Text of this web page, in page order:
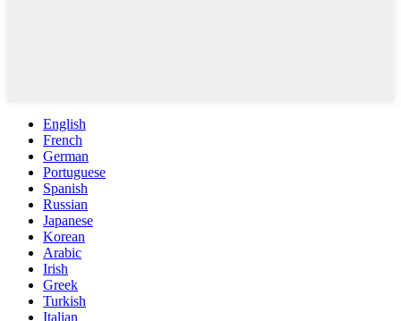
English
French
German
Portuguese
Spanish
Russian
Japanese
Korean
Arabic
Irish
Greek
Turkish
Italian